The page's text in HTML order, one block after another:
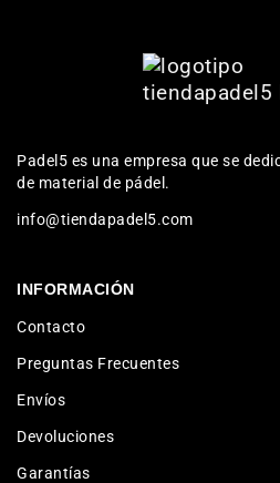
Padel5 es una empresa que se
de material de pádel.
info@tiendapadel5.com
INFORMACIÓN
Contacto
Preguntas Frecuentes
Envíos
Devoluciones
Garantías